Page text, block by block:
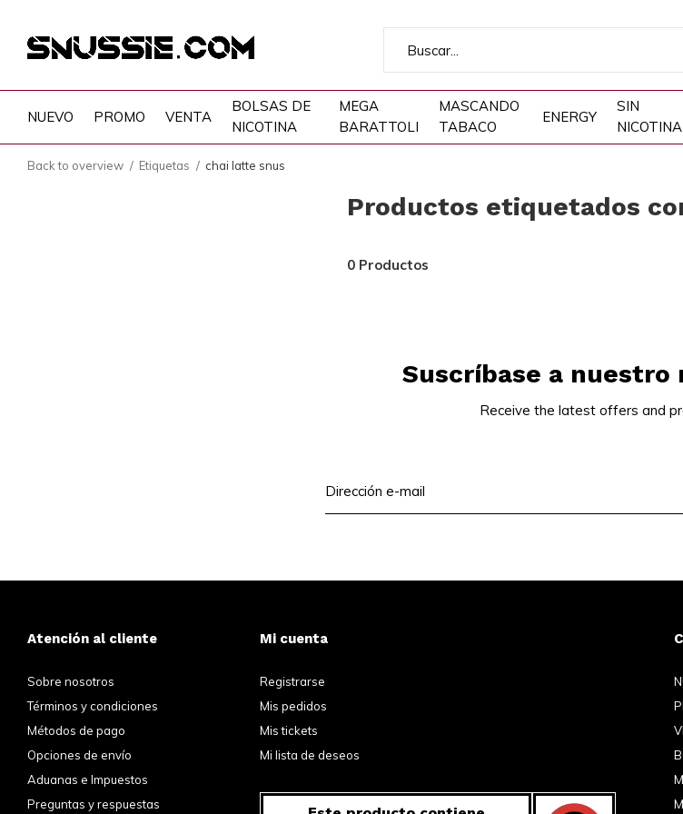
NUEVO PROMO VENTA
BOLSAS DE
NICOTINA
MEGA
BARATTOLI
MASCANDO
TABACO
ENERGY
SIN
NICOTINA
Back to overview Etiquetas chai latte snus
Productos etiquetados
0 Productos
Suscríbase a
Receive the latest offers and
Atención al cliente
Sobre nosotros
Términos y condiciones
Métodos de pago
Opciones de envío
Aduanas e Impuestos
Preguntas y respuestas
Mi cuenta
Registrarse
Mis pedidos
Mis tickets
Mi lista de deseos